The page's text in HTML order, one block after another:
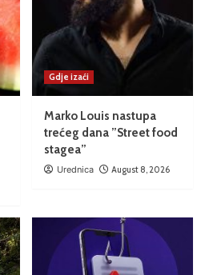
Gdje izaći
Marko Louis nastupa
trećeg dana ”Street food
stagea”
Urednica August 8, 2026